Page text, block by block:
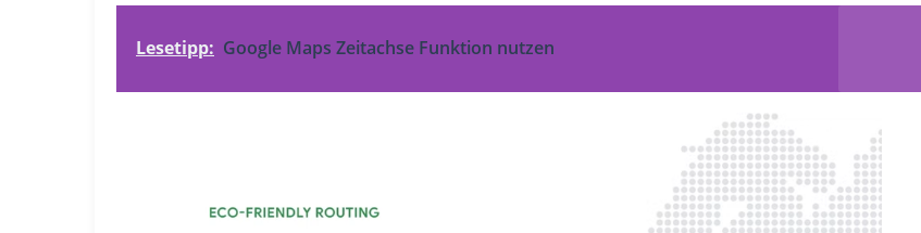
Lesetipp: Google Maps Zeitachse Funktion nutzen